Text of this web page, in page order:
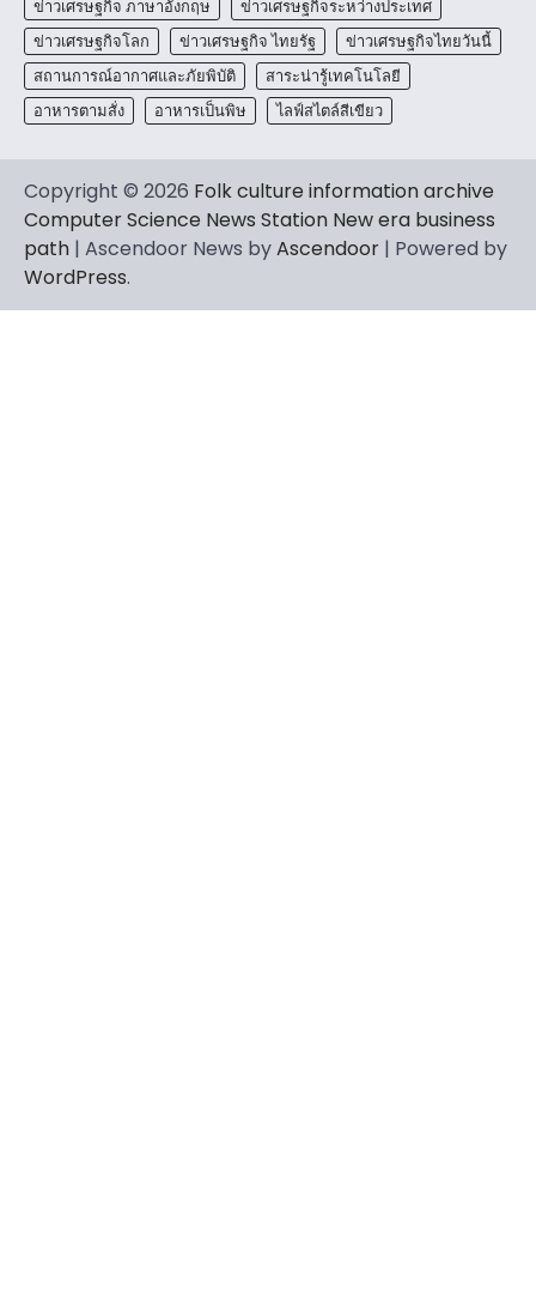
ข่าวเศรษฐกิจ ภาษาอังกฤษ
ข่าวเศรษฐกิจระหว่างประเทศ
ข่าวเศรษฐกิจโลก
ข่าวเศรษฐกิจ ไทยรัฐ
ข่าวเศรษฐกิจไทยวันนี้
สถานการณ์อากาศและภัยพิบัติ
สาระน่ารู้เทคโนโลยี
อาหารตามสั่ง
อาหารเป็นพิษ ไลฟ์สไตล์สีเขียว
Copyright © 2026 Folk culture information archive
Computer Science News Station New era business
path | Ascendoor News byAscendoor | Powered by
WordPress.